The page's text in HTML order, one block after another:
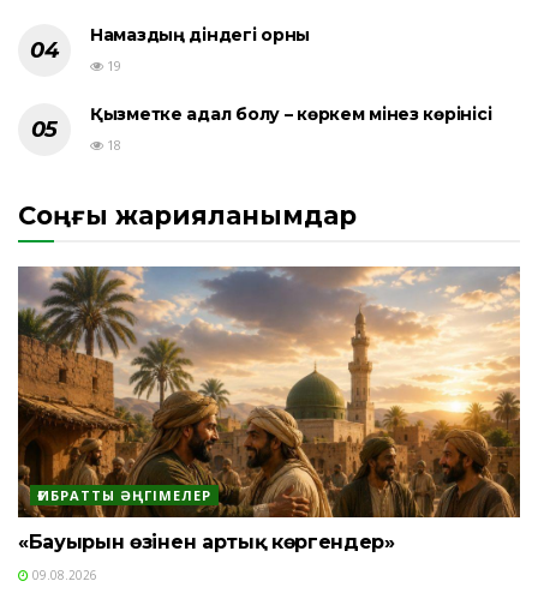
Намаздың діндегі орны
19
Қызметке адал болу – көркем мінез көрінісі
18
Соңғы жарияланымдар
ҒИБРАТТЫ ӘҢГІМЕЛЕР
«Бауырын өзінен артық көргендер»
09.08.2026